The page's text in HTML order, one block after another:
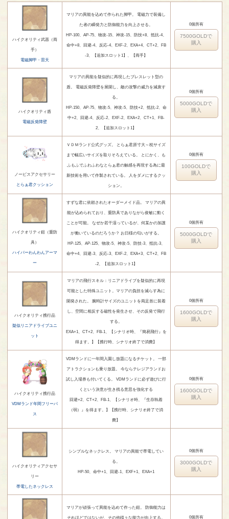
ハイクオリティ武器（両
手）
電磁脚甲・雷天
マリアの異能を込めて作られた脚甲。 電磁力で装備し
た者の瞬発力と防御能力を向上させる。
HP-100、AP-75、物攻-15、神攻-15、防技+8、抵抗-4、
命中+8、回避-4、反応-4、EXF-2、EXA+4、CT+2、FB
-3、【追加スロット1】、【両手】
0個所有
7500GOLDで
購入
ハイクオリティ盾
電磁反発障壁
マリアの異能を疑似的に再現したブレスレット型の
盾。 電磁反発障壁を展開し、敵の攻撃の威力を減衰す
る。
HP-150、AP-75、物攻-5、神攻-5、防技+2、抵抗-2、命
中+2、回避-4、反応-2、EXF-2、EXA+2、CT+1、FB-
2、【追加スロット1】
0個所有
5000GOLDで
購入
ノービスアクセサリー
とらぁ君クッション
ＶＤＭランド公式グッズ。 とらぁ君原寸大～枕サイズ
まで幅広いサイズを取りそろえている。 とにかく、も
ふもふでふわふわなとらぁ君の触感を再現する為に最
新技術を用いて作製されている。 人をダメにするクッ
ション。
0個所有
100GOLDで
購入
ハイクオリティ鎧（重防
具）
ハイパーわんわんアーマ
ー
すずな君に依頼されたオーダーメイド品。 マリアの異
能が込められており、重防具でありながら俊敏に動く
ことが可能。 なぜか若干湿っているが、何某かの加護
が働いているのだろうか？ お日様の匂いがする。
HP-125、AP-125、物攻-5、神攻-5、防技-3、抵抗-3、
命中+4、回避-3、反応-3、EXF-2、EXA+3、CT+2、FB
-2、【追加スロット1】
0個所有
5000GOLDで
購入
ハイクオリティ携行品
疑似リニアドライブユニ
ット
マリアの飛行スキル：リニアドライブを疑似的に再現
可能とした特殊ユニット。マリアの負担を減らす為に
開発された。 腕時計サイズのユニットを両足首に装着
し、空間に相反する磁性を発生させ、その反発で飛行
する。
EXA+1、CT+2、FB-1、【シナリオ時、『簡易飛行』を
得ます。】【携行時、シナリオ終了で消費】
0個所有
1600GOLDで
購入
ハイクオリティ携行品
VDMランド年間フリーパ
ス
VDMランドに一年間入園し放題になるチケット。 一部
アトラクションも乗り放題。 今ならテレジアランドお
試し入場券も付いてくる。 VDMランドに必ず遊びに行
くという決意が生き残る意思を強化する
回避+2、CT+2、FB-1、【シナリオ時、『生存執着
（弱）』を得ます。】【携行時、シナリオ終了で消
費】
0個所有
1600GOLDで
購入
ハイクオリティアクセサ
リー
帯電したネックレス
シンプルなネックレス。 マリアの異能で帯電してい
る。
HP-50、命中+1、回避-1、EXF+1、EXA+1
0個所有
3000GOLDで
購入
マリアが頑張って異能を込めて作った鎧。 防御能力は
それほどではないが、その他様々な能力が向上する。
0個所有